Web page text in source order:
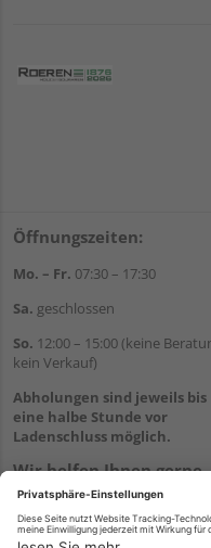
Öffnungszeiten:
Mo. – Fr. 07:30 – 17:30
Sa. geschlossen
So. 12:00 – 15:00 (keine
kein Verkauf)
Abholungen sind jeweils bis
eine halbe Stunde vor
Ladenschluss möglich.
Wir helfen Ihnen gerne
weiter
Tel.:+49 2151 8787-70
E-Mail:onlineshop@holz-